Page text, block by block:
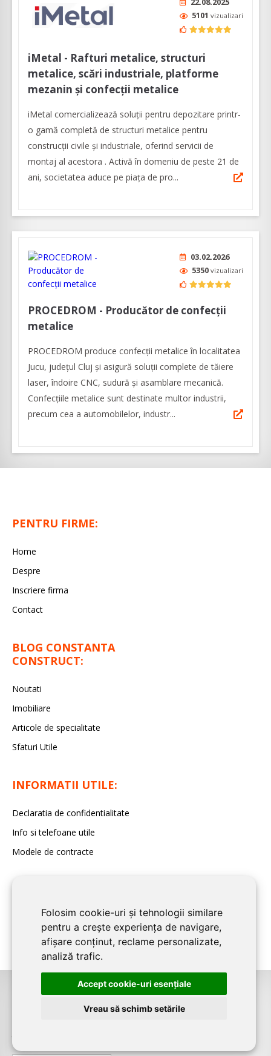
Folosim cookie-uri și tehnologii similare
pentru a crește experiența de navigare,
afișare conținut, reclame personalizate,
analiză trafic.
Accept cookie-uri esenţiale
Vreau să schimb setările
5101 vizualizari
iMetal - Rafturi metalice, structuri
metalice, scări industriale, platforme
mezanin și confecții metalice
iMetal comercializează soluţii pentru depozitare printr-
o gamă completă de structuri metalice pentru
construcții civile și industriale, oferind servicii de
montaj al acestora . Activă în domeniu de peste 21 de
ani, societatea aduce pe piața de pro...
03.02.2026
5350 vizualizari
PROCEDROM - Producător de confecții
metalice
PROCEDROM produce confecții metalice în localitatea
Jucu, județul Cluj și asigură soluții complete de tăiere
laser, îndoire CNC, sudură și asamblare mecanică.
Confecțiile metalice sunt destinate multor industrii,
precum cea a automobilelor, industr...
PENTRU FIRME:
Home
Despre
Inscriere firma
Contact
BLOG CONSTANTA
CONSTRUCT:
Noutati
Imobiliare
Articole de specialitate
Sfaturi Utile
INFORMATII UTILE:
Declaratia de confidentialitate
Info si telefoane utile
Modele de contracte